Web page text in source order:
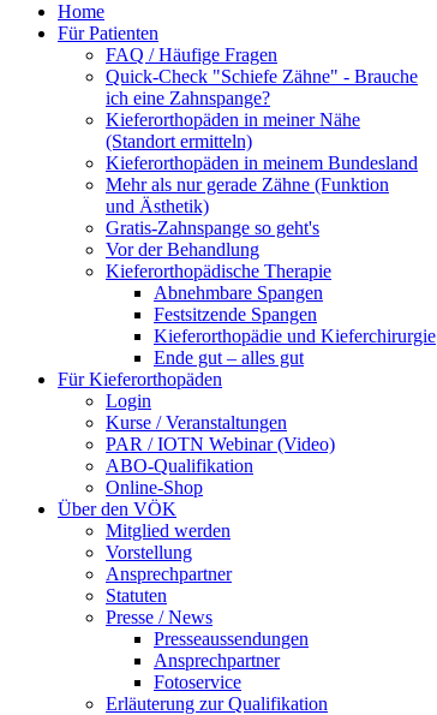
Home
Für Patienten
FAQ / Häufige Fragen
Quick-Check "Schiefe Zähne" - Brauche
ich eine Zahnspange?
Kieferorthopäden in meiner Nähe
(Standort ermitteln)
Kieferorthopäden in meinem Bundesland
Mehr als nur gerade Zähne (Funktion
und Ästhetik)
Gratis-Zahnspange so geht's
Vor der Behandlung
Kieferorthopädische Therapie
Abnehmbare Spangen
Festsitzende Spangen
Kieferorthopädie und Kieferchirurgie
Ende gut – alles gut
Für Kieferorthopäden
Login
Kurse / Veranstaltungen
PAR / IOTN Webinar (Video)
ABO-Qualifikation
Online-Shop
Über den VÖK
Mitglied werden
Vorstellung
Ansprechpartner
Statuten
Presse / News
Presseaussendungen
Ansprechpartner
Fotoservice
Erläuterung zur Qualifikation